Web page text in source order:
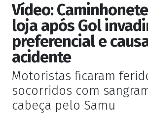
Vídeo:
loja após Gol
preferencial e
acidente
Motoristas ficaram
socorridos com
cabeça pelo Samu